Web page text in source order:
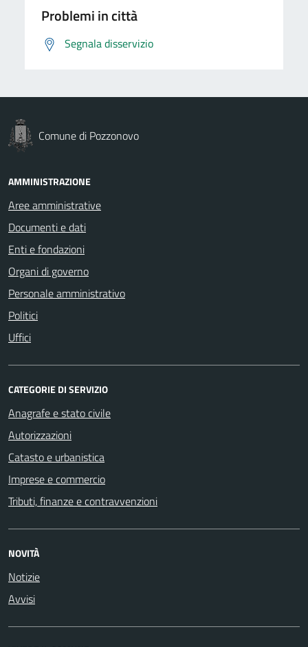
Problemi in città
Segnala disservizio
Comune di Pozzonovo
AMMINISTRAZIONE
Aree amministrative
Documenti e dati
Enti e fondazioni
Organi di governo
Personale amministrativo
Politici
Uffici
CATEGORIE DI SERVIZIO
Anagrafe e stato civile
Autorizzazioni
Catasto e urbanistica
Imprese e commercio
Tributi, finanze e contravvenzioni
NOVITÀ
Notizie
Avvisi